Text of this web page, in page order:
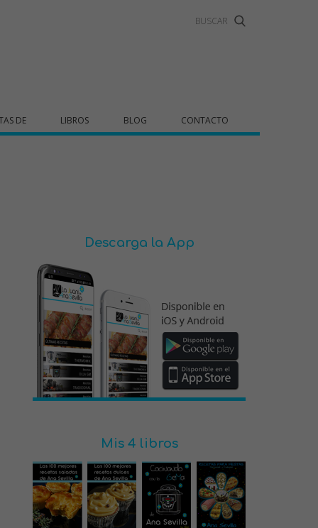
DE LIBROS BLOG CONTACTO
Descarga la App
Mis 4 libros